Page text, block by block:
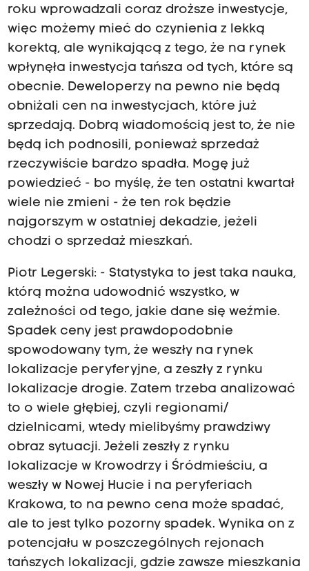
roku wprowadzali coraz droższe inwestycje,
więc możemy mieć do czynienia z lekką
korektą, ale wynikającą z tego, że na rynek
wpłynęła inwestycja tańsza od tych, które są
obecnie. Deweloperzy na pewno nie będą
obniżali cen na inwestycjach, które już
sprzedają. Dobrą wiadomością jest to, że nie
będą ich podnosili, ponieważ sprzedaż
rzeczywiście bardzo spadła. Mogę już
powiedzieć - bo myślę, że ten ostatni kwartał
wiele nie zmieni - że ten rok będzie
najgorszym w ostatniej dekadzie, jeżeli
chodzi o sprzedaż mieszkań.
Piotr Legerski: - Statystyka to jest taka nauka,
którą można udowodnić wszystko, w
zależności od tego, jakie dane się weźmie.
Spadek ceny jest prawdopodobnie
spowodowany tym, że weszły na rynek
lokalizacje peryferyjne, a zeszły z rynku
lokalizacje drogie. Zatem trzeba analizować
to o wiele głębiej, czyli regionami/
dzielnicami, wtedy mielibyśmy prawdziwy
obraz sytuacji. Jeżeli zeszły z rynku
lokalizacje w Krowodrzy i Śródmieściu, a
weszły w Nowej Hucie i na peryferiach
Krakowa, to na pewno cena może spadać,
ale to jest tylko pozorny spadek. Wynika on z
potencjału w poszczególnych rejonach
tańszych lokalizacji, gdzie zawsze mieszkania